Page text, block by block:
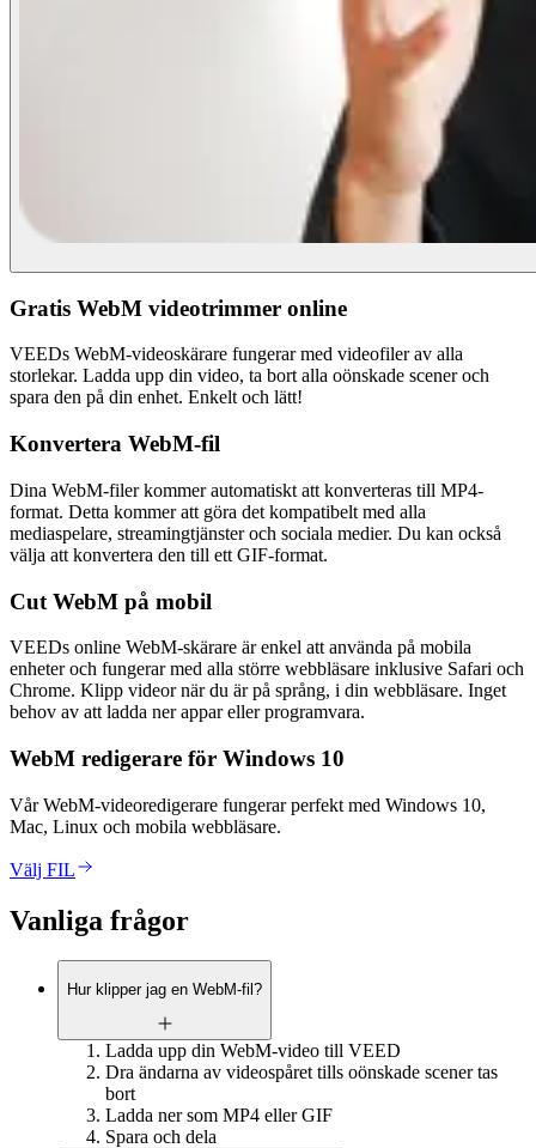
Gratis WebM videotrimmer online
VEEDs WebM-videoskärare fungerar med videofiler av alla
storlekar. Ladda upp din video, ta bort alla oönskade scener och
spara den på din enhet. Enkelt och lätt!
Konvertera WebM-fil
Dina WebM-filer kommer automatiskt att konverteras till MP4-
format. Detta kommer att göra det kompatibelt med alla
mediaspelare, streamingtjänster och sociala medier. Du kan också
välja att konvertera den till ett GIF-format.
Cut WebM på mobil
VEEDs online WebM-skärare är enkel att använda på mobila
enheter och fungerar med alla större webbläsare inklusive Safari och
Chrome. Klipp videor när du är på språng, i din webbläsare. Inget
behov av att ladda ner appar eller programvara.
WebM redigerare för Windows 10
Vår WebM-videoredigerare fungerar perfekt med Windows 10,
Mac, Linux och mobila webbläsare.
Välj FIL
Vanliga frågor
Hur klipper jag en WebM-fil?
Ladda upp din WebM-video till VEED
Dra ändarna av videospåret tills oönskade scener tas
bort
Ladda ner som MP4 eller GIF
Spara och dela